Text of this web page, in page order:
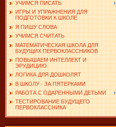
УЧИМСЯ ПИСАТЬ
ИГРЫ И УПРАЖНЕНИЯ ДЛЯ
ПОДГОТОВКИ К ШКОЛЕ
Я ПИШУ СЛОВА
УЧИМСЯ СЧИТАТЬ
МАТЕМАТИЧЕСКАЯ ШКОЛА ДЛЯ
БУДУЩИХ ПЕРВОКЛАССНИКОВ
ПОВЫШАЕМ ИНТЕЛЛЕКТ И
ЭРУДИЦИЮ
ЛОГИКА ДЛЯ ДОШКОЛЯТ
В ШКОЛУ - ЗА ПЯТЕРКАМИ
РАБОТА С ОДАРЕННЫМИ ДЕТЬМИ
ТЕСТИРОВАНИЕ БУДУЩЕГО
ПЕРВОКЛАССНИКА